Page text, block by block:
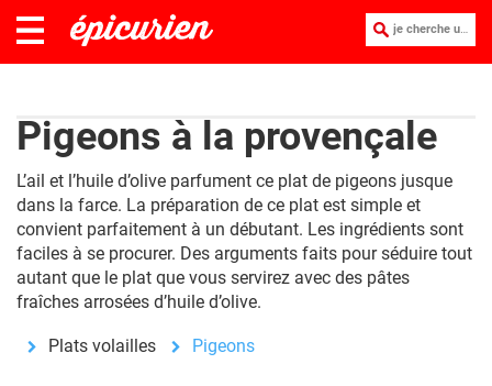
je cherche une recette :
Pigeons à la provençale
L’ail et l’huile d’olive parfument ce plat de pigeons jusque
dans la farce. La préparation de ce plat est simple et
convient parfaitement à un débutant. Les ingrédients sont
faciles à se procurer. Des arguments faits pour séduire tout
autant que le plat que vous servirez avec des pâtes
fraîches arrosées d’huile d’olive.
Plats volailles Pigeons